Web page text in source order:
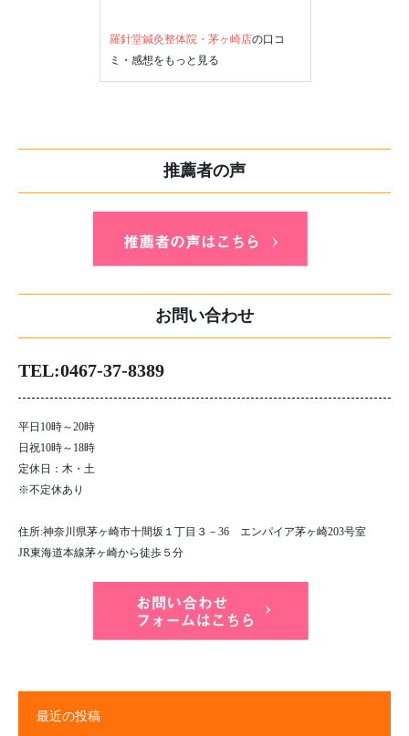
羅針堂鍼灸整体院・茅ヶ崎店の口コ
ミ・感想をもっと見る
推薦者の声
お問い合わせ
TEL:0467-37-8389
平日10時～20時
日祝10時～18時
定休日：木・土
※不定休あり
住所:神奈川県茅ヶ崎市十間坂１丁目３－36 エンパイア茅ヶ崎203号室
JR東海道本線茅ヶ崎から徒歩５分
最近の投稿